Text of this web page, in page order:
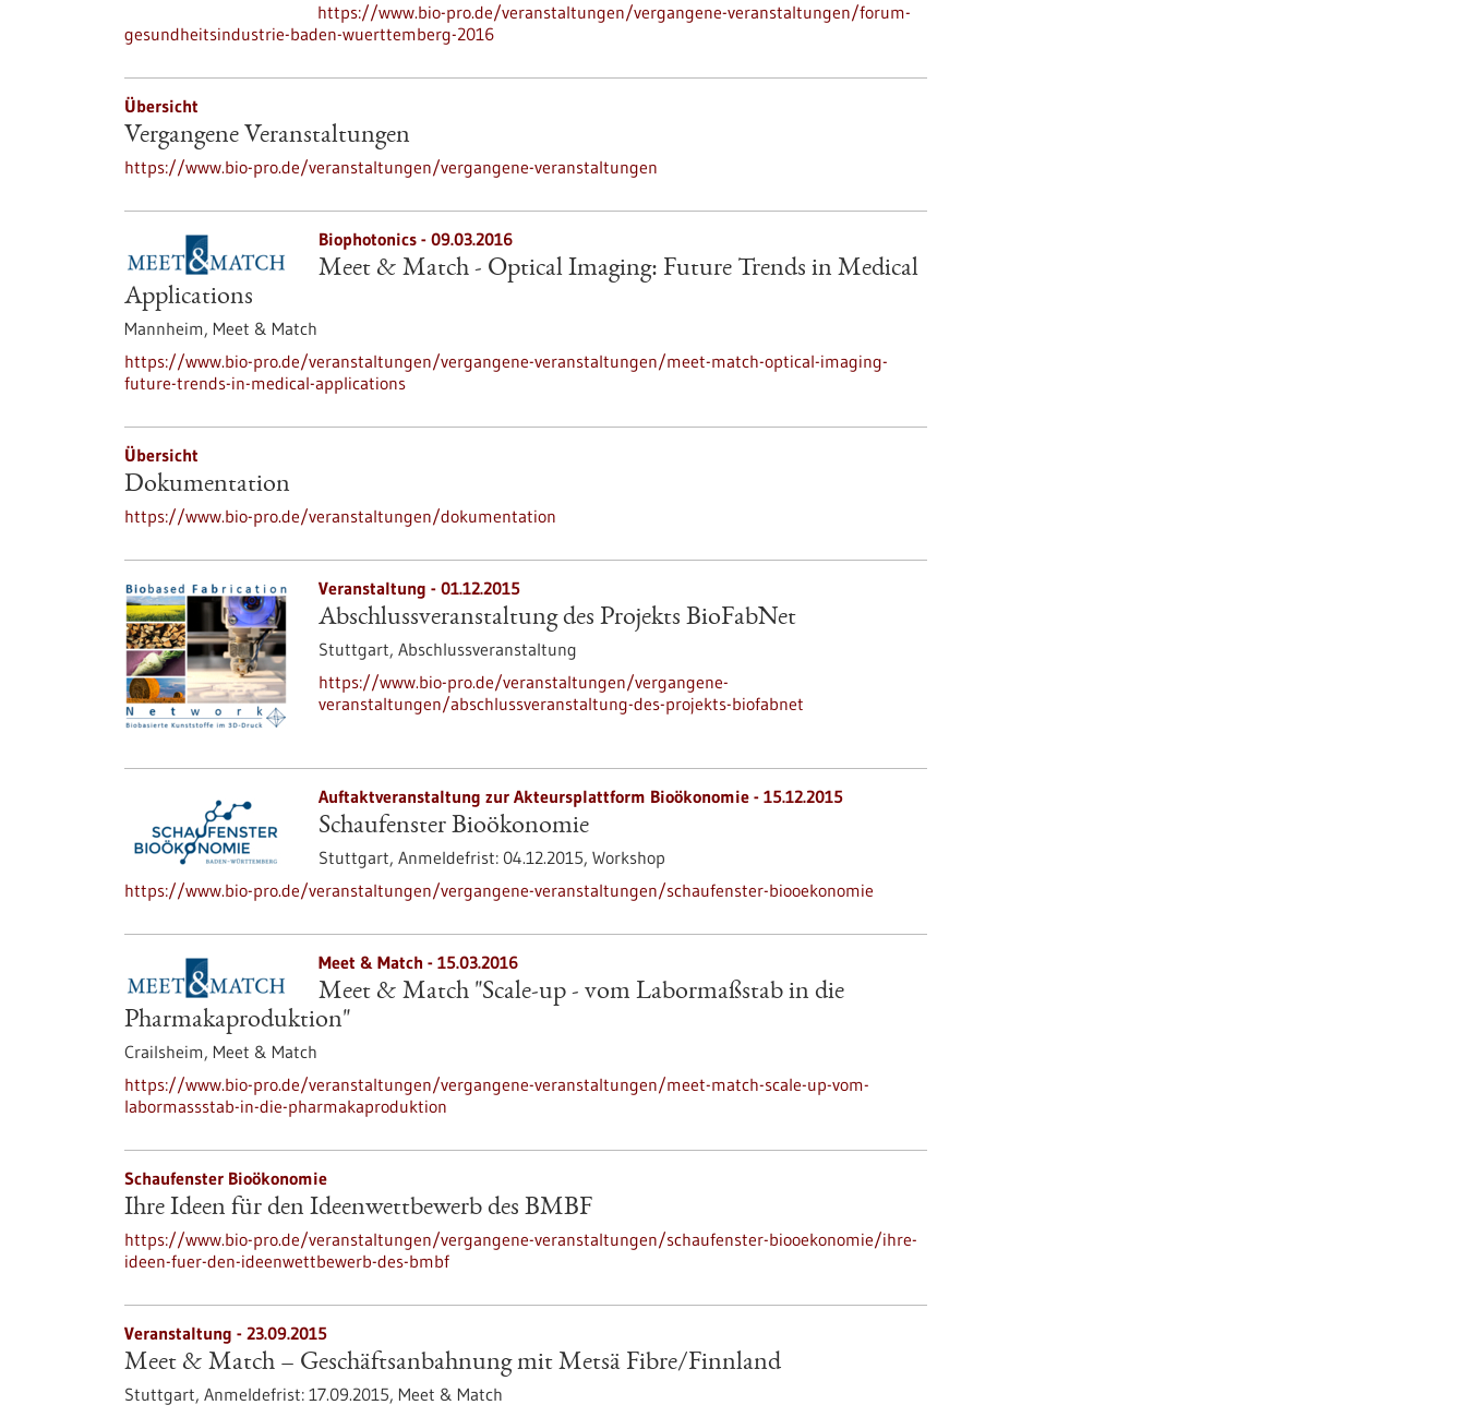
https://www.bio-pro.de/veranstaltungen/vergangene-veranstaltungen/forum-
gesundheitsindustrie-baden-wuerttemberg-2016
Übersicht
Vergangene Veranstaltungen
https://www.bio-pro.de/veranstaltungen/vergangene-veranstaltungen
Biophotonics - 09.03.2016
Meet & Match - Optical Imaging: Future Trends in Medical
Applications
Mannheim, Meet & Match
https://www.bio-pro.de/veranstaltungen/vergangene-veranstaltungen/meet-match-optical-imaging-
future-trends-in-medical-applications
Übersicht
Dokumentation
https://www.bio-pro.de/veranstaltungen/dokumentation
Veranstaltung - 01.12.2015
Abschlussveranstaltung des Projekts BioFabNet
Stuttgart, Abschlussveranstaltung
https://www.bio-pro.de/veranstaltungen/vergangene-
veranstaltungen/abschlussveranstaltung-des-projekts-biofabnet
Auftaktveranstaltung zur Akteursplattform Bioökonomie - 15.12.2015
Schaufenster Bioökonomie
Stuttgart, Anmeldefrist: 04.12.2015, Workshop
https://www.bio-pro.de/veranstaltungen/vergangene-veranstaltungen/schaufenster-biooekonomie
Meet & Match - 15.03.2016
Meet & Match "Scale-up - vom Labormaßstab in die
Pharmakaproduktion"
Crailsheim, Meet & Match
https://www.bio-pro.de/veranstaltungen/vergangene-veranstaltungen/meet-match-scale-up-vom-
labormassstab-in-die-pharmakaproduktion
Schaufenster Bioökonomie
Ihre Ideen für den Ideenwettbewerb des BMBF
https://www.bio-pro.de/veranstaltungen/vergangene-veranstaltungen/schaufenster-biooekonomie/ihre-
ideen-fuer-den-ideenwettbewerb-des-bmbf
Veranstaltung - 23.09.2015
Meet & Match – Geschäftsanbahnung mit Metsä Fibre/Finnland
Stuttgart, Anmeldefrist: 17.09.2015, Meet & Match